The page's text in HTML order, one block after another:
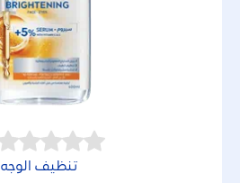
تنظيف الوجه